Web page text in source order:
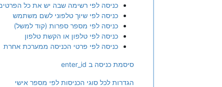
כניסה לפי רשימה שבה יש את כל
כניסה לפי שיוך טלפוני לשם משתמש
כניסה לפי מספר ספרות (קוד למשל)
כניסה לפי טלפון או הקשת טלפון
כניסה לפי פרטי הכניסה ממערכת אחרת
סיסמת כניסה ב enter_id
הגדרות לכל סוגי הכניסות לפי מספר אישי